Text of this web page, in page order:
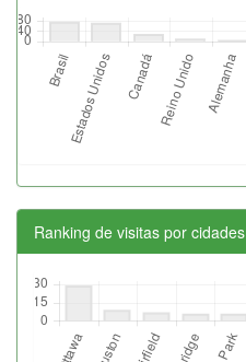
Ranking de visitas por cidades